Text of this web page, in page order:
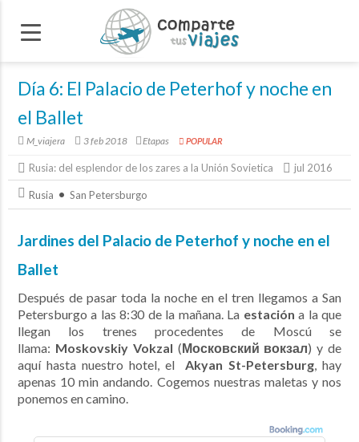
Día 6: El Palacio de Peterhof y noche en
el Ballet
M_viajera 3 feb 2018 Etapas POPULAR
Rusia: del esplendor de los zares a la Unión Sovietica jul 2016
Rusia San Petersburgo
Jardines del Palacio de Peterhof y noche en el
Ballet
Después de pasar toda la noche en el tren llegamos a San
Petersburgo a las 8:30 de la mañana. La estacióna la que
llegan los trenes procedentes de Moscú se
llama: Moskovskiy Vokzal (Московский вокзал) y de
aquí hasta nuestro hotel, elAkyan St-Petersburg, hay
apenas 10 min andando. Cogemos nuestras maletas y nos
ponemos en camino.